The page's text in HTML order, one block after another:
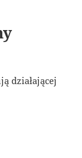
działającej